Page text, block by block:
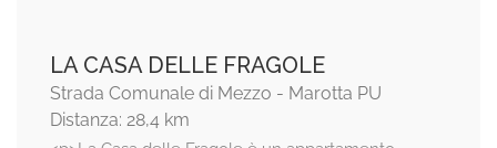
LA CASA DELLE FRAGOLE
Strada Comunale di Mezzo - Marotta PU
Distanza: 28,4 km